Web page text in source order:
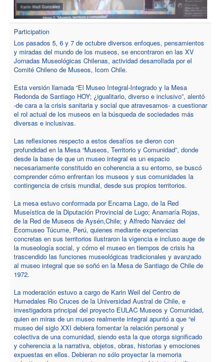
Participation
Los pasados 5, 6 y 7 de octubre diversos enfoques, pensamientos
y miradas del mundo de los museos, se encontraron en las XV
Jornadas Museológicas Chilenas, actividad desarrollada por el
Comité Chileno de Museos, Icom Chile.
Esta versión llamada “El Museo Integral-Integrado y la Mesa
Redonda de Santiago HOY; ¿igualitario, diverso e inclusivo”, alentó
-de cara a la crisis sanitaria y social que atravesamos- a cuestionar
el rol actual de los museos en la búsqueda de sociedades más
diversas e inclusivas.
Las reflexiones respecto a estos desafíos se dieron con
profundidad en la Mesa “Museos, Territorio y Comunidad”, donde
desde la base de que un museo integral es un espacio
necesariamente constituido en coherencia a su entorno, se buscó
comprender cómo enfrentan los museos y sus comunidades la
contingencia de crisis mundial, desde sus propios territorios.
La mesa estuvo conformada por Encarna Lago, de la Red
Museística de la Diputación Provincial de Lugo; Anamaría Rojas,
de la Red de Museos de Aysén,Chile; y Alfredo Narváez del
Ecomuseo Túcume, Perú, quienes mediante experiencias
concretas en sus territorios ilustraron la vigencia e incluso auge de
la museología social, y cómo el museo en tiempos de crisis ha
trascendido las funciones museológicas tradicionales y avanzado
al museo integral que se soñó en la Mesa de Santiago de Chile de
1972.
La moderación estuvo a cargo de Karin Weil del Centro de
Humedales Rio Cruces de la Universidad Austral de Chile, e
investigadora principal del proyecto EULAC Museos y Comunidad,
quien en miras de un museo realmente integral apuntó a que “el
museo del siglo XXI debiera fomentar la relación personal y
colectiva de una comunidad, siendo esta la que otorga significado
y coherencia a la narrativa, objetos, obras, historias y emociones
expuestas en ellos. Debieran no sólo proyectar la memoria